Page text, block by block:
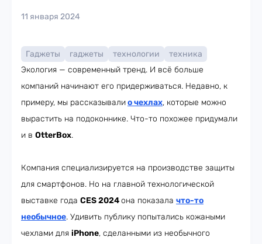
11 января 2024
Гаджеты гаджеты технологии
техника
Экология — современный тренд. И всё больше
компаний начинают его придерживаться. Недавно, к
примеру, мы рассказывалио чехлах, которые можно
вырастить на подоконнике. Что-то похожее придумали
и в OtterBox.
Компания специализируется на производстве защиты
для смартфонов. Но на главной технологической
выставке года CES 2024она показала что-то
необычное. Удивить публику попытались кожаными
чехлами для iPhone, сделанными из необычного